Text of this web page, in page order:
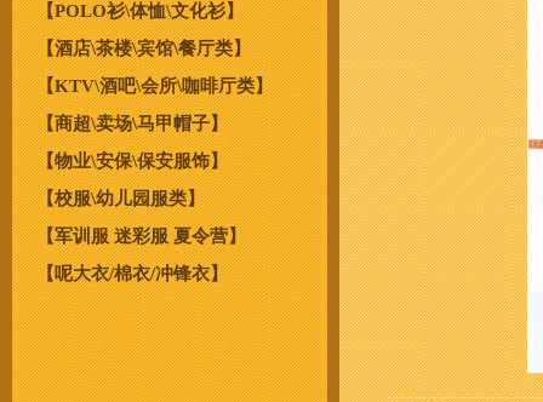
【POLO衫\体恤\文化衫】
【酒店\茶楼\宾馆\餐厅类】
【KTV\酒吧\会所\咖啡厅类】
【商超\卖场\马甲帽子】
【物业\安保\保安服饰】
【校服\幼儿园服类】
【军训服 迷彩服 夏令营】
【呢大衣/棉衣/冲锋衣】